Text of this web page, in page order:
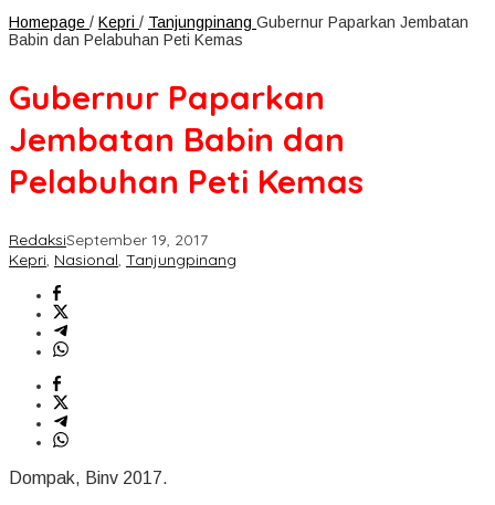
Homepage / Kepri / Tanjungpinang Gubernur Paparkan Jembatan
Babin dan Pelabuhan Peti Kemas
Gubernur Paparkan
Jembatan Babin dan
Pelabuhan Peti Kemas
RedaksiSeptember 19, 2017
Kepri, Nasional, Tanjungpinang
Dompak, Binv 2017.